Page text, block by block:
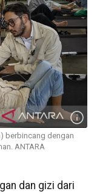
berbincang dengan
ANTARA
dan gizi dari